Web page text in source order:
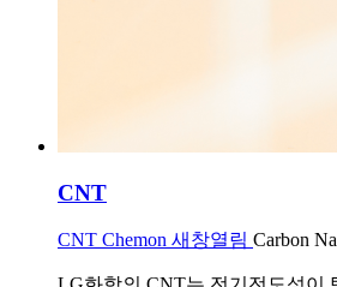
CNT
CNT Chemon 새창열림 Carbon